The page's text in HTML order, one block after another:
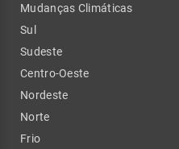
Mudanças Climáticas
Sul
Sudeste
Centro-Oeste
Nordeste
Norte
Frio